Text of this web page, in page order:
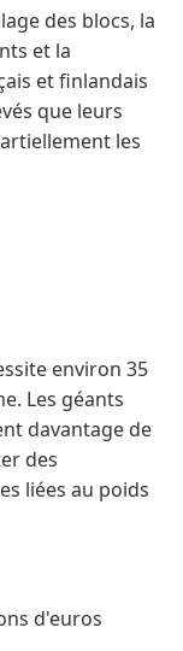
des blocs, la
et la
et finlandais
que leurs
les
environ 35
Les géants
davantage de
des
liées au poids
d'euros